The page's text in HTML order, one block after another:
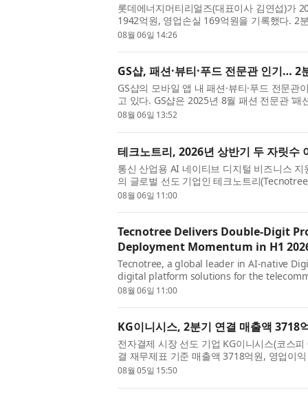
롯데에너지머티리얼즈(대표이사 김연섭)가
1942억원, 영업손실 169억원을 기록했다. 2
가장 큰 개선 포인트다. 부채비율은 31.5%, ...
08월 06일 14:26
GS샵, 패션·뷰티·푸드 전문관 인기… 2
GS샵의 모바일 앱 내 패션·뷰티·푸드 전문
고 있다. GS샵은 2025년 8월 패션 전문관 ‘
전문관 ‘뷰티#(샵)’과 식품 전문관 ‘맛있...
08월 06일 13:52
테크노트리, 2026년 상반기 두 자릿수
통신 산업용 AI 네이티브 디지털 비즈니스
의 글로벌 선도 기업인 테크노트리
재무 실적을 발표했다. 테크노트리는 모든 ...
08월 06일 11:00
Tecnotree Delivers Double-Digit
Deployment Momentum in H1
Tecnotree, a global leader in AI-native
digital platform solutions for the
financial results for the first half of ...
08월 06일 11:00
KG이니시스, 2분기 연결 매출액
전자결제 시장 선도 기업 KG이니시스(코스
결 재무제표 기준 매출액 3718억원, 영업이
다. 전년동기대비 매출액은 15.0%, 영업이...
08월 05일 15:50